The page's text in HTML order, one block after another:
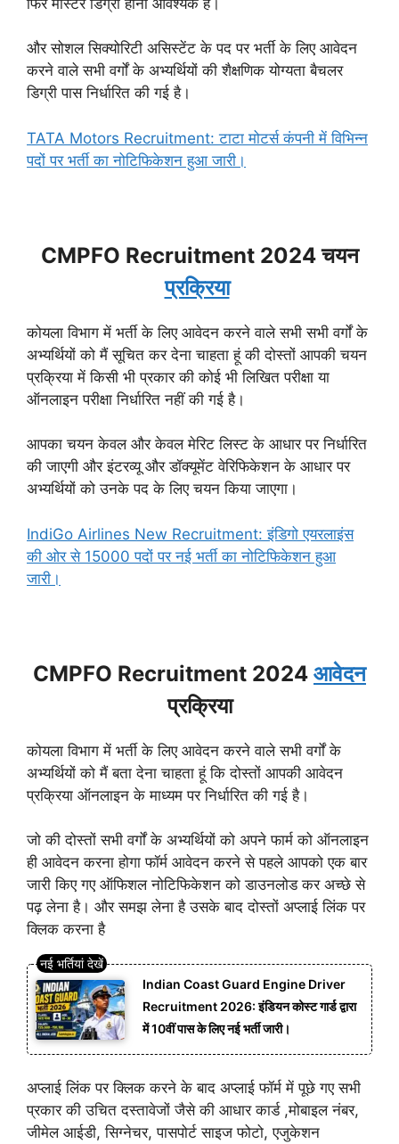
और सोशल सिक्योरिटी असिस्टेंट के पद पर भर्ती के लिए आवेदन
करने वाले सभी वर्गों के अभ्यर्थियों की शैक्षणिक योग्यता बैचलर
डिग्री पास निर्धारित की गई है।
TATA Motors Recruitment: टाटा मोटर्स कंपनी में विभिन्न
पदों पर भर्ती का नोटिफिकेशन हुआ जारी।
CMPFO Recruitment 2024 चयन
प्रक्रिया
कोयला विभाग में भर्ती के लिए आवेदन करने वाले सभी सभी वर्गों के
अभ्यर्थियों को मैं सूचित कर देना चाहता हूं की दोस्तों आपकी चयन
प्रक्रिया में किसी भी प्रकार की कोई भी लिखित परीक्षा या
ऑनलाइन परीक्षा निर्धारित नहीं की गई है।
आपका चयन केवल और केवल मेरिट लिस्ट के आधार पर निर्धारित
की जाएगी और इंटरव्यू और डॉक्यूमेंट वेरिफिकेशन के आधार पर
अभ्यर्थियों को उनके पद के लिए चयन किया जाएगा।
IndiGo Airlines New Recruitment: इंडिगो एयरलाइंस
की ओर से 15000 पदों पर नई भर्ती का नोटिफिकेशन हुआ
जारी।
CMPFO Recruitment 2024 आवेदन
प्रक्रिया
कोयला विभाग में भर्ती के लिए आवेदन करने वाले सभी वर्गों के
अभ्यर्थियों को मैं बता देना चाहता हूं कि दोस्तों आपकी आवेदन
प्रक्रिया ऑनलाइन के माध्यम पर निर्धारित की गई है।
जो की दोस्तों सभी वर्गों के अभ्यर्थियों को अपने फार्म को ऑनलाइन
ही आवेदन करना होगा फॉर्म आवेदन करने से पहले आपको एक बार
जारी किए गए ऑफिशल नोटिफिकेशन को डाउनलोड कर अच्छे से
पढ़ लेना है। और समझ लेना है उसके बाद दोस्तों अप्लाई लिंक पर
क्लिक करना है
Indian Coast Guard Engine Driver
Recruitment 2026: इंडियन कोस्ट गार्ड द्वारा
में 10वीं पास के लिए नई भर्ती जारी।
अप्लाई लिंक पर क्लिक करने के बाद अप्लाई फॉर्म में पूछे गए सभी
प्रकार की उचित दस्तावेजों जैसे की आधार कार्ड ,मोबाइल नंबर,
जीमेल आईडी, सिग्नेचर, पासपोर्ट साइज फोटो, एजुकेशन